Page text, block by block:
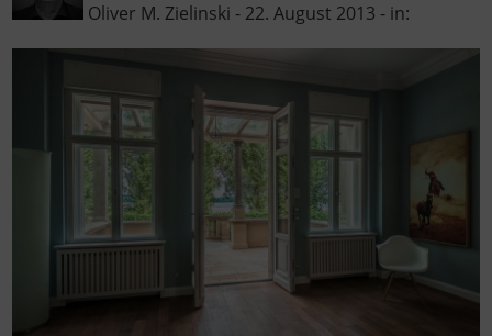
Oliver M. Zielinski - 22. August 2013 - in: